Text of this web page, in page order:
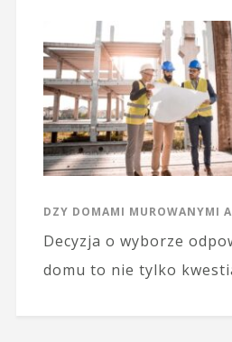
DZY DOMAMI MUROWANYMI
Decyzja o wyborze
domu to nie tylko